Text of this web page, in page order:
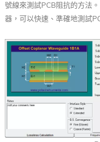
號線來測試PCB阻抗的方法
器，可以快速、準確地測試